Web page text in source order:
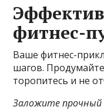
фитнес-
Ваше фитнес-
шагов.
торопитесь и не
Заложите